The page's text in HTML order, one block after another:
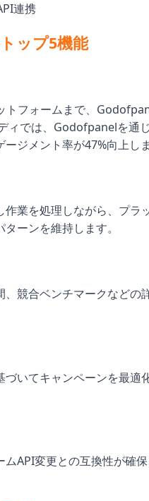
連携
ップ5機能
フォームまで、
ィでは、Godofpanelを通
ジメント率が47%向上しま
業を処理しながら、プラ
ーンを維持します。
競合ベンチマークなどの
いてキャンペーンを最適
API変更との互換性が確